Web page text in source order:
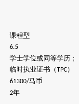
课程型
6.5
学士学位或同等学历；
临时执业证书（TPC）
61300/马币
2年